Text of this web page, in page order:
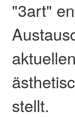
"3art"
stellt.